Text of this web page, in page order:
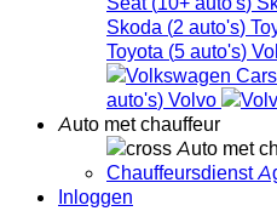
Skoda (2 auto's)
Toyota (5 auto's)
auto's) Volvo
Auto met chauffeur
Auto met
Chauffeursdienst
Inloggen